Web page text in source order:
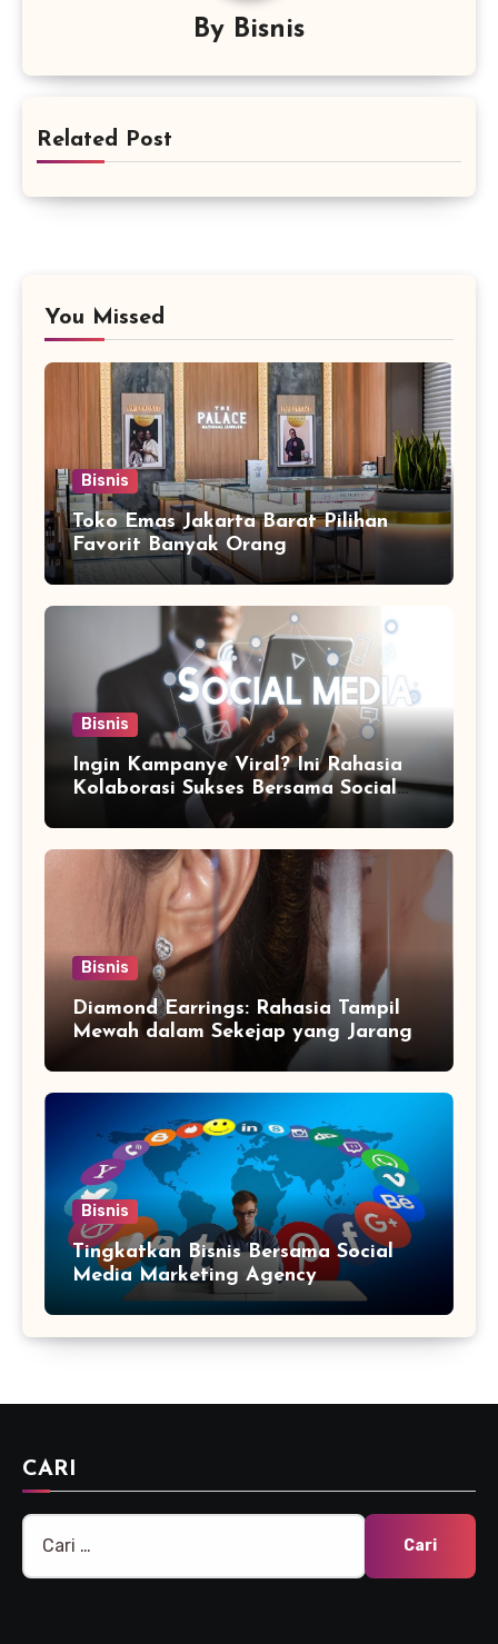
By Bisnis
Related Post
You Missed
Bisnis
Toko Emas Jakarta Barat Pilihan
Favorit Banyak Orang
Bisnis
Ingin Kampanye Viral? Ini Rahasia
Kolaborasi Sukses Bersama Social
Media Marketing Agency
Bisnis
Diamond Earrings: Rahasia Tampil
Mewah dalam Sekejap yang Jarang
Bisnis
Tingkatkan Bisnis Bersama Social
Media Marketing Agency
CARI
Cari